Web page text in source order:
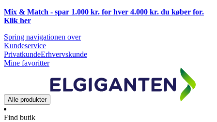
Mix & Match - spar 1.000 kr. for hver 4.000 kr. du køber for.
Klik her
Spring navigationen over
Kundeservice
PrivatkundeErhvervskunde
Mine favoritter
Alle produkter
Find butik